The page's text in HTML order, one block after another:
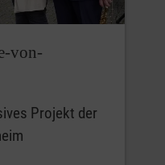
von-
Projekt der